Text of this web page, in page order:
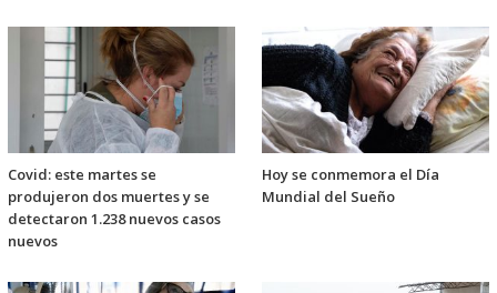
Covid: este martes se
produjeron dos muertes y se
detectaron 1.238 nuevos casos
nuevos
Hoy se conmemora el Día
Mundial del Sueño